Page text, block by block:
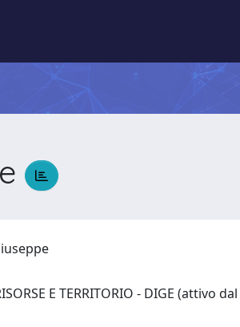
E TERRITORIO - DIGE (attivo